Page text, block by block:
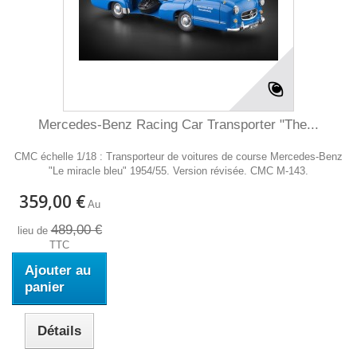
Mercedes-Benz Racing Car Transporter "The...
CMC échelle 1/18 : Transporteur de voitures de course Mercedes-Benz
"Le miracle bleu" 1954/55. Version révisée. CMC M-143.
359,00 € Au
lieu de489,00 €
TTC
Ajouter au
panier
Détails